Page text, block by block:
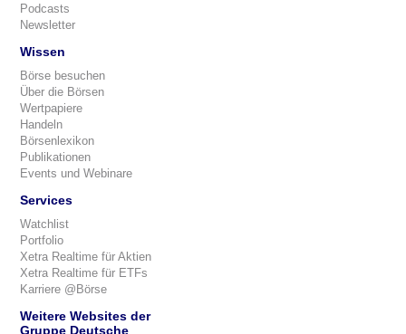
Podcasts
Newsletter
Wissen
Börse besuchen
Über die Börsen
Wertpapiere
Handeln
Börsenlexikon
Publikationen
Events und Webinare
Services
Watchlist
Portfolio
Xetra Realtime für Aktien
Xetra Realtime für ETFs
Karriere @Börse
Weitere Websites der
Gruppe Deutsche